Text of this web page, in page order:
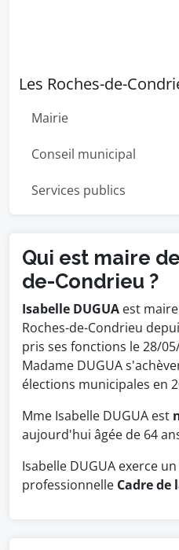
Les Roches-de-
Mairie
Conseil municipal
Services publics
Qui est maire
de-Condrieu ?
Isabelle DUGUA est
Roches-de-Condrieu
pris ses fonctions le 28/
Madame DUGUA
élections municipales en
Mme Isabelle DUGUA est
aujourd'hui âgée de 64
Isabelle DUGUA exerce
professionnelle Cadre